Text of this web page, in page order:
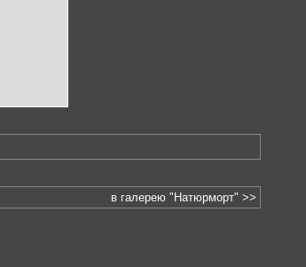
в галерею "Натюрморт" >>